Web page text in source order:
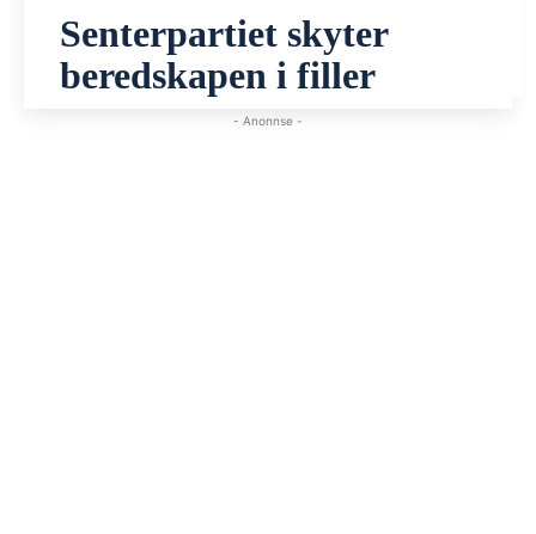
Senterpartiet skyter
beredskapen i filler
- Anonnse -